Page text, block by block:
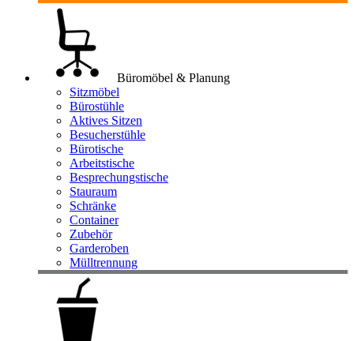
Büromöbel & Planung
Sitzmöbel
Bürostühle
Aktives Sitzen
Besucherstühle
Bürotische
Arbeitstische
Besprechungstische
Stauraum
Schränke
Container
Zubehör
Garderoben
Mülltrennung